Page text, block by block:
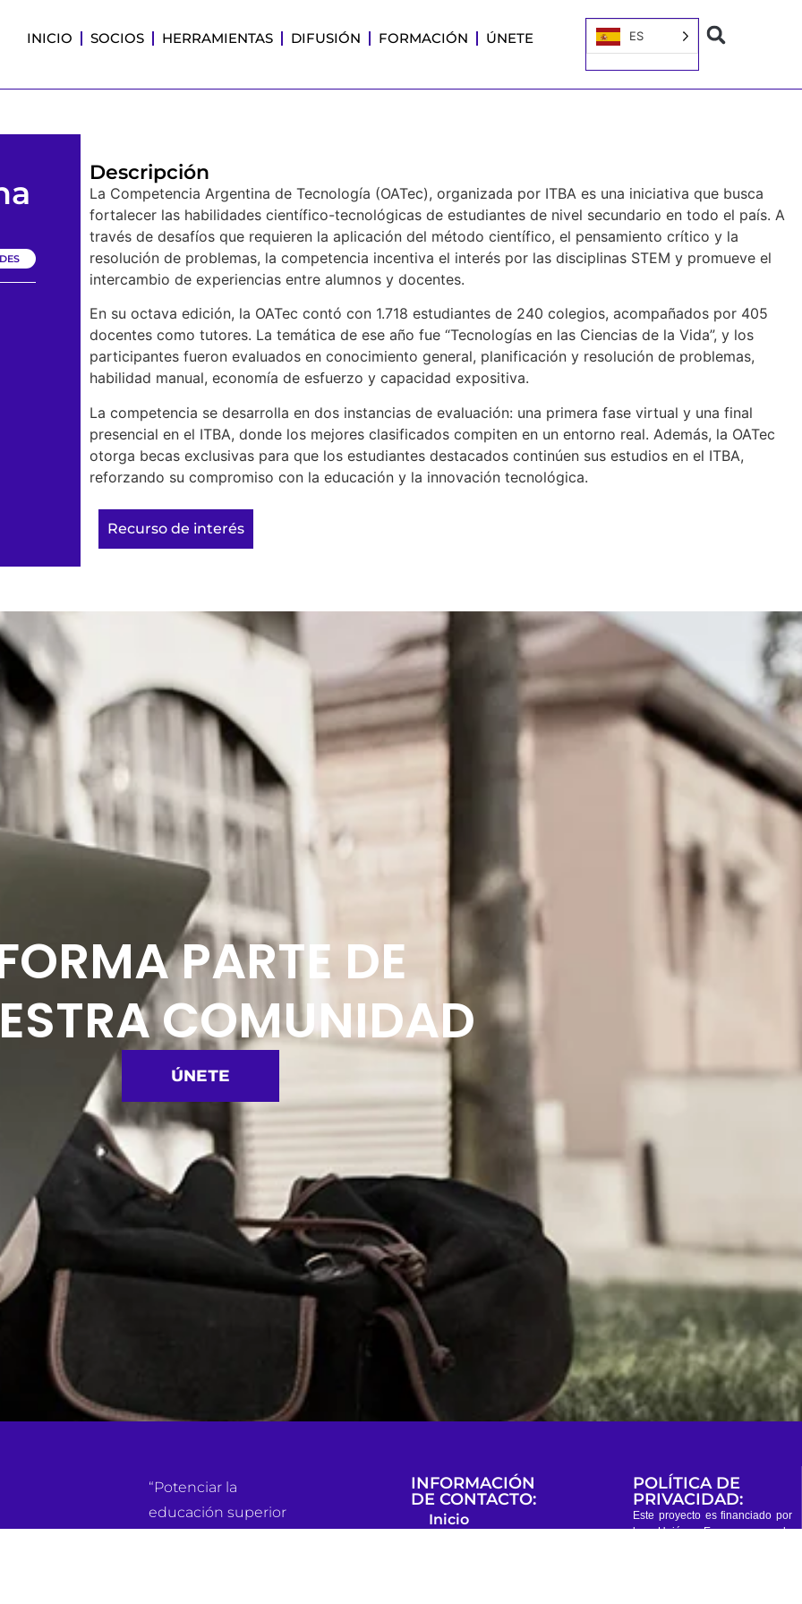
INICIO SOCIOS HERRAMIENTAS DIFUSIÓN FORMACIÓN ÚNETE ES
Descripción
La Competencia Argentina de Tecnología (OATec), organizada por ITBA es una iniciativa que busca
fortalecer las habilidades científico-tecnológicas de estudiantes de nivel secundario en todo el país. A
través de desafíos que requieren la aplicación del método científico, el pensamiento crítico y la
resolución de problemas, la competencia incentiva el interés por las disciplinas STEM y promueve el
intercambio de experiencias entre alumnos y docentes.
En su octava edición, la OATec contó con 1.718 estudiantes de 240 colegios, acompañados por 405
docentes como tutores. La temática de ese año fue “Tecnologías en las Ciencias de la Vida”, y los
participantes fueron evaluados en conocimiento general, planificación y resolución de problemas,
habilidad manual, economía de esfuerzo y capacidad expositiva.
La competencia se desarrolla en dos instancias de evaluación: una primera fase virtual y una final
presencial en el ITBA, donde los mejores clasificados compiten en un entorno real. Además, la OATec
otorga becas exclusivas para que los estudiantes destacados continúen sus estudios en el ITBA,
reforzando su compromiso con la educación y la innovación tecnológica.
Recurso de interés
PARTE DE
COMUNIDAD
ÚNETE
“Potenciar la
educación superior
INFORMACIÓN
DE CONTACTO:
Inicio
POLÍTICA DE
PRIVACIDAD:
Este proyecto es financiado por
la Unión Europea y la